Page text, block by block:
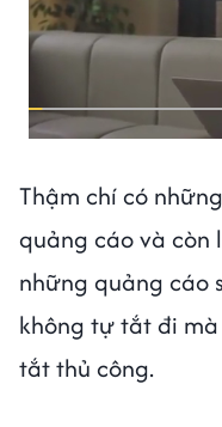
Thậm chí có
quảng cáo và còn
những quảng cáo
không tự tắt đi
tắt thủ công.